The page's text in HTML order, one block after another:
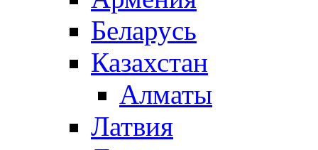
Беларусь
Казахстан
Алматы
Латвия